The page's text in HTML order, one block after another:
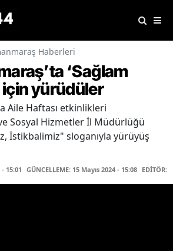
Haberleri
‘Sağlam
için yürüdüler
Aile Haftası etkinlikleri
Sosyal Hizmetler İl Müdürlüğü
İstikbalimiz" sloganıyla yürüyüş
15:01 GÜNCELLEME: 15 Mayıs 2024 - 15:08 EDİTÖR: